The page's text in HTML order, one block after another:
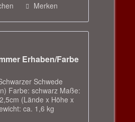
Merken
Erhaben/Farbe
Schwede
Farbe: schwarz Maße:
(Lände x Höhe x
ca. 1,6 kg